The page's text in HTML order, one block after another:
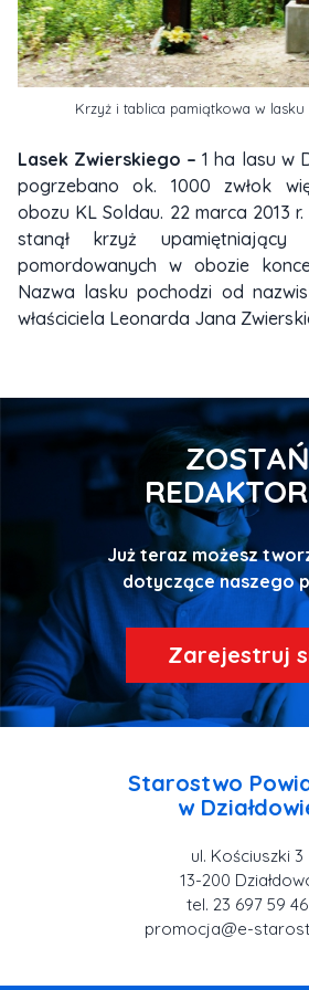
Krzyż i tablica pamiątkowa w lasku
Lasek Zwierskiego –1 ha lasu w
pogrzebano ok. 1000 zwłok
obozu KL Soldau. 22 marca 2013
stanął krzyż upamiętniający
pomordowanych w obozie
Nazwa lasku pochodzi od
właściciela Leonarda Jana
ZOSTAŃ
Już teraz możesz
Zarejestruj
Starostwo
ul. Kościuszki 3
tel. 23 697 59 46
promocja@e-